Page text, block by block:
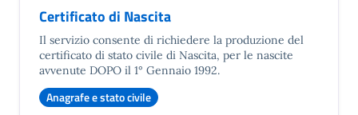
Certificato di Nascita
Il servizio consente di richiedere la produzione del
certificato di stato civile di Nascita, per le nascite
avvenute DOPO il 1° Gennaio 1992.
Anagrafe e stato civile